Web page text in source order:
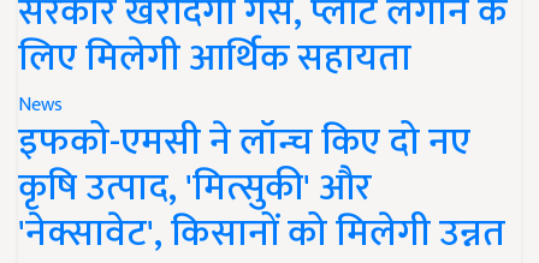
लिए मिलेगी आर्थिक सहायता
News
इफको-एमसी ने लॉन्च किए दो नए
कृषि उत्पाद, 'मित्सुकी' और
'नेक्सावेट', किसानों को मिलेगी उन्नत